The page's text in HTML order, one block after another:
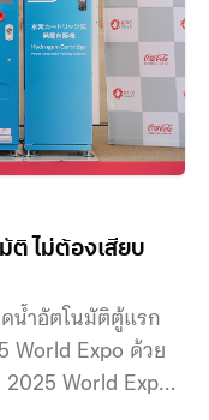
ติ ไม่ต้องเสียบ
น้ำอัตโนมัติตู้แรก
World Expo ด้วย
2025 World Expo